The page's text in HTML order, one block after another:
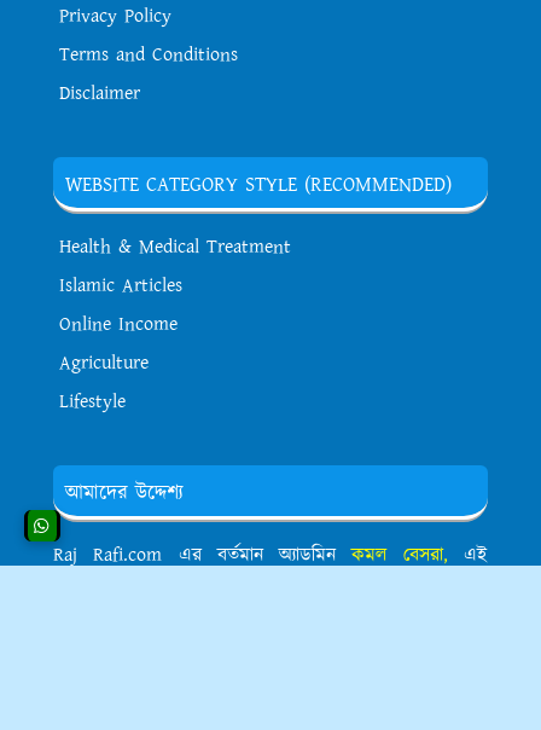
Privacy Policy
Terms and Conditions
Disclaimer
WEBSITE CATEGORY STYLE (RECOMMENDED)
Health & Medical Treatment
Islamic Articles
Online Income
Agriculture
Lifestyle
আমাদের উদ্দেশ্য
Raj Rafi.com এর বর্তমান অ্যাডমিনকমল বেসরা, এই